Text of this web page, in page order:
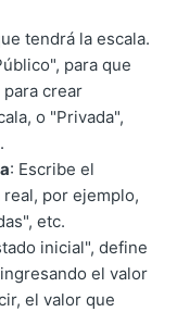
tendrá la escala.
para que
crear
o "Privada",
: Escribe el
por ejemplo,
etc.
inicial", define
el valor
el valor que